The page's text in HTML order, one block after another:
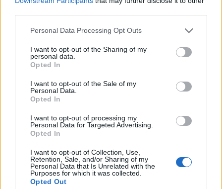
Personal Data Processing Opt Outs
I want to opt-out of the Sharing of my
personal data.
Opted In
I want to opt-out of the Sale of my
Personal Data.
Opted In
I want to opt-out of processing my
Personal Data for Targeted Advertising.
Opted In
I want to opt-out of Collection, Use,
Retention, Sale, and/or Sharing of my
Personal Data that Is Unrelated with the
Purposes for which it was collected.
Opted Out
Trust 10 milliárd dolláros felvásárlásával. A...
A keresett cikk a portfolio.hu hírarchívumához
tartozik, melynek olvasása előfizetéses
regisztrációhoz kötött.
Az előfizetés a következőket tartalmazza:
Kötéslisták: BÉT elmúlt 2 év napon belüli
kötéslistái
Előfizetés